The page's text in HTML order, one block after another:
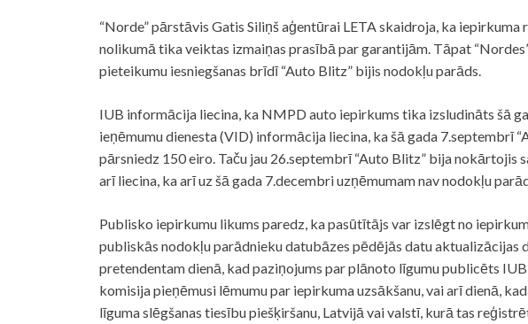
“Norde” pārstāvis Gatis Siliņš aģentūrai LETA skaidroja, ka
nolikumā tika veiktas izmaiņas prasībā par garantijām. Tāpat
pieteikumu iesniegšanas brīdī “Auto Blitz” bijis nodokļu parāds.
IUB informācija liecina, ka NMPD auto iepirkums tika izsludināts šā
ieņēmumu dienesta (VID) informācija liecina, ka šā gada 7.septembrī
pārsniedz 150 eiro. Taču jau 26.septembrī “Auto Blitz” bija
arī liecina, ka arī uz šā gada 7.decembri uzņēmumam nav nodokļu
Publisko iepirkumu likums paredz, ka pasūtītājs var izslēgt no
publiskās nodokļu parādnieku datubāzes pēdējās datu aktualizācijas
pretendentam dienā, kad paziņojums par plānoto līgumu publicēts
komisija pieņēmusi lēmumu par iepirkuma uzsākšanu, vai arī dienā,
līguma slēgšanas tiesību piešķiršanu, Latvijā vai valstī, kurā tas